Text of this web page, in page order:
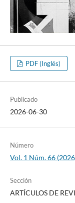
PDF (Inglés)
Publicado
2026-06-30
Número
Vol. 1 Núm. 66
Sección
ARTÍCULOS DE